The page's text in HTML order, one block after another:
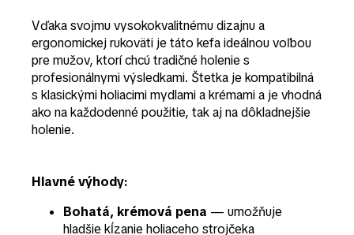
Vďaka svojmu vysokokvalitnému dizajnu a
ergonomickej rukoväti je táto kefa ideálnou voľbou
pre mužov, ktorí chcú tradičné holenie s
profesionálnymi výsledkami. Štetka je kompatibilná
s klasickými holiacimi mydlami a krémami a je vhodná
ako na každodenné použitie, tak aj na dôkladnejšie
holenie.
Hlavné výhody:
Bohatá, krémová pena — umožňuje
hladšie kĺzanie holiaceho strojčeka